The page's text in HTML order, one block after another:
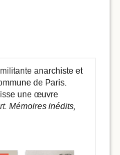
anarchiste et
de Paris.
une œuvre
Mémoires inédits,